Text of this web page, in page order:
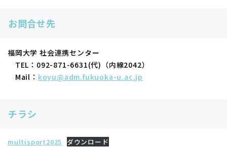
お問合せ先
福岡大学 社会連携センター
TEL：092-871-6631(代)（内線2042）
Mail： koyu@adm.fukuoka-u.ac.jp
チラシ
multisport2025 ダウンロード